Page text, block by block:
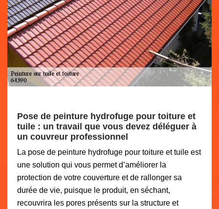
Pose de peinture hydrofuge pour toiture et
tuile : un travail que vous devez déléguer à
un couvreur professionnel
La pose de peinture hydrofuge pour toiture et tuile est
une solution qui vous permet d’améliorer la
protection de votre couverture et de rallonger sa
durée de vie, puisque le produit, en séchant,
recouvrira les pores présents sur la structure et